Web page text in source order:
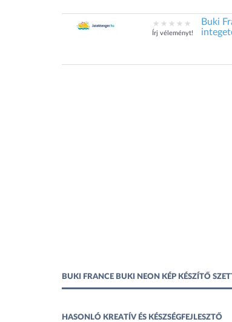
Írj véleményt!
Buki
BUKI FRANCE BUKI NEON KÉP KÉSZÍTŐ
HASONLÓ KREATÍV ÉS KÉSZSÉGFEJLESZTŐ